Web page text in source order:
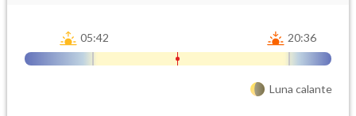
05:42 20:36
Luna calante